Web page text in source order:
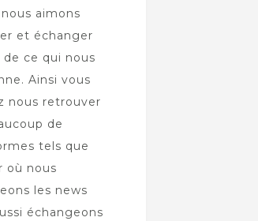
aimons
et échanger
de ce qui nous
Ainsi vous
nous retrouver
de
tels que
où nous
les news
échangeons